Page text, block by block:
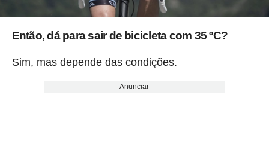
Então, dá para sair de bicicleta com 35 ºC?
Sim, mas depende das condições.
Anunciar